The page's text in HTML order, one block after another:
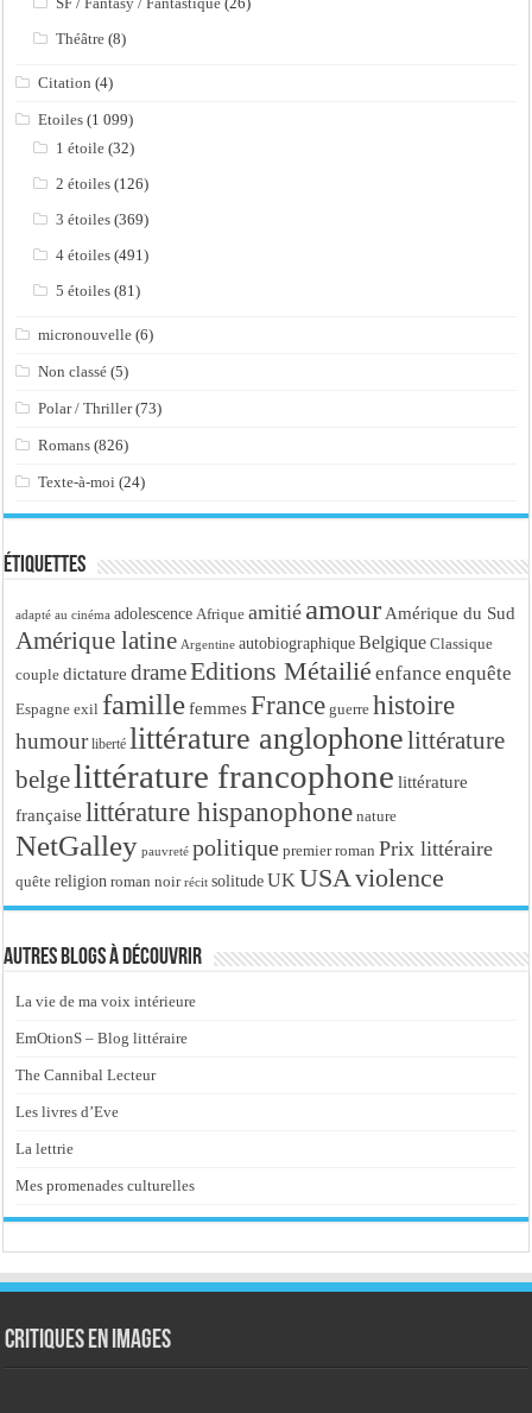
Théâtre (8)
Citation (4)
Etoiles (1 099)
1 étoile (32)
2 étoiles (126)
3 étoiles (369)
4 étoiles (491)
5 étoiles (81)
micronouvelle (6)
Non classé (5)
Polar / Thriller(73)
Romans (826)
Texte-à-moi (24)
Étiquettes
adapté au cinéma adolescence Afrique amitié amourAmérique du Sud
Amérique latine Argentine autobiographique Belgique Classique
couple dictature drameEditions Métailié enfance enquête
Espagne exil famille femmes France guerre histoire
humour liberté littérature anglophonelittérature
belgelittérature francophone littérature
française littérature hispanophone nature
NetGalley pauvreté politique premier roman Prix littéraire
quête religion roman noir récit solitude UKUSAviolence
Autres blogs à découvrir
La vie de ma voix intérieure
EmOtionS – Blog littéraire
The Cannibal Lecteur
Les livres d’Eve
La lettrie
Mes promenades culturelles
Critiques en images